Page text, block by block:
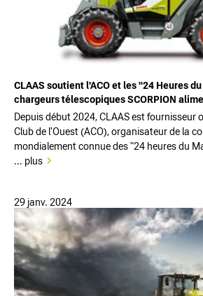
CLAAS soutient l'ACO et les "24 Heures
chargeurs télescopiques SCORPION
Depuis début 2024, CLAAS est fournisseur
Club de l'Ouest (ACO), organisateur de la
mondialement connue des "24 heures du
... plus
29 janv. 2024